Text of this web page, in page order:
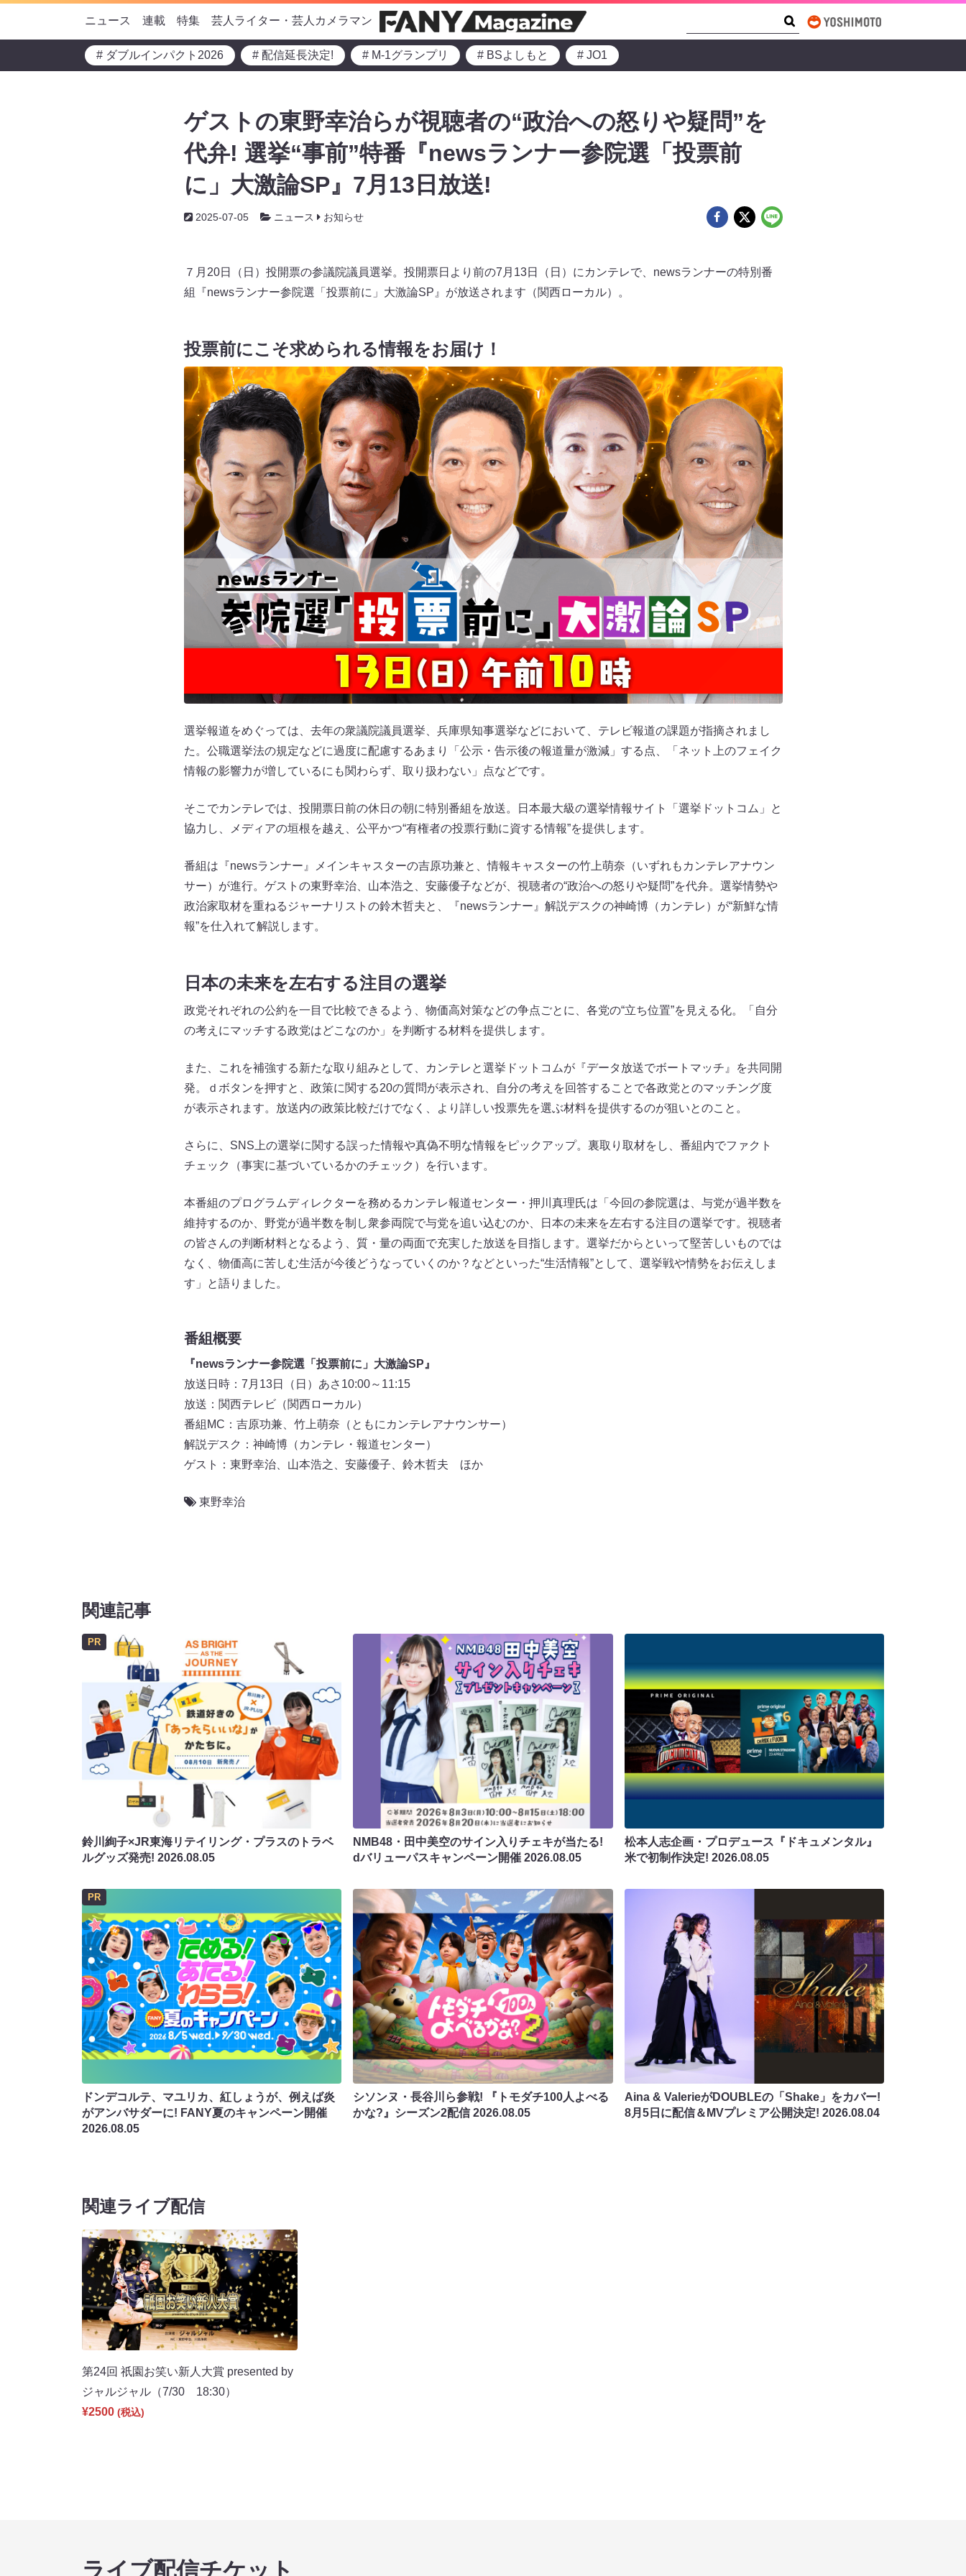
ニュース 連載 特集 芸人ライター・芸人カメラマン
# ダブルインパクト2026 # 配信延長決定! # M-1グランプリ # BSよしもと # JO1
ゲストの東野幸治らが視聴者の“政治への怒りや疑問”を
代弁! 選挙“事前”特番『newsランナー参院選「投票前
に」大激論SP』7月13日放送!
2025-07-05 ニュース お知らせ
７月20日（日）投開票の参議院議員選挙。投開票日より前の7月13日（日）にカンテレで、newsランナーの特別番
組『newsランナー参院選「投票前に」大激論SP』が放送されます（関西ローカル）。
投票前にこそ求められる情報をお届け！
選挙報道をめぐっては、去年の衆議院議員選挙、兵庫県知事選挙などにおいて、テレビ報道の課題が指摘されまし
た。公職選挙法の規定などに過度に配慮するあまり「公示・告示後の報道量が激減」する点、「ネット上のフェイク
情報の影響力が増しているにも関わらず、取り扱わない」点などです。
そこでカンテレでは、投開票日前の休日の朝に特別番組を放送。日本最大級の選挙情報サイト「選挙ドットコム」と
協力し、メディアの垣根を越え、公平かつ“有権者の投票行動に資する情報”を提供します。
番組は『newsランナー』メインキャスターの吉原功兼と、情報キャスターの竹上萌奈（いずれもカンテレアナウン
サー）が進行。ゲストの東野幸治、山本浩之、安藤優子などが、視聴者の“政治への怒りや疑問”を代弁。選挙情勢や
政治家取材を重ねるジャーナリストの鈴木哲夫と、『newsランナー』解説デスクの神崎博（カンテレ）が“新鮮な情
報”を仕入れて解説します。
日本の未来を左右する注目の選挙
政党それぞれの公約を一目で比較できるよう、物価高対策などの争点ごとに、各党の“立ち位置”を見える化。「自分
の考えにマッチする政党はどこなのか」を判断する材料を提供します。
また、これを補強する新たな取り組みとして、カンテレと選挙ドットコムが『データ放送でボートマッチ』を共同開
発。ｄボタンを押すと、政策に関する20の質問が表示され、自分の考えを回答することで各政党とのマッチング度
が表示されます。放送内の政策比較だけでなく、より詳しい投票先を選ぶ材料を提供するのが狙いとのこと。
さらに、SNS上の選挙に関する誤った情報や真偽不明な情報をピックアップ。裏取り取材をし、番組内でファクト
チェック（事実に基づいているかのチェック）を行います。
本番組のプログラムディレクターを務めるカンテレ報道センター・押川真理氏は「今回の参院選は、与党が過半数を
維持するのか、野党が過半数を制し衆参両院で与党を追い込むのか、日本の未来を左右する注目の選挙です。視聴者
の皆さんの判断材料となるよう、質・量の両面で充実した放送を目指します。選挙だからといって堅苦しいものでは
なく、物価高に苦しむ生活が今後どうなっていくのか？などといった“生活情報”として、選挙戦や情勢をお伝えしま
す」と語りました。
番組概要
『newsランナー参院選「投票前に」大激論SP』
放送日時：7月13日（日）あさ10:00～11:15
放送：関西テレビ（関西ローカル）
番組MC：吉原功兼、竹上萌奈（ともにカンテレアナウンサー）
解説デスク：神崎博（カンテレ・報道センター）
ゲスト：東野幸治、山本浩之、安藤優子、鈴木哲夫 ほか
東野幸治
関連記事
PR
鈴川絢子×JR東海リテイリング・プラスのトラベ
ルグッズ発売! 2026.08.05
NMB48・田中美空のサイン入りチェキが当たる!
dバリューパスキャンペーン開催2026.08.05
松本人志企画・プロデュース『ドキュメンタル』
米で初制作決定! 2026.08.05
PR
ドンデコルテ、マユリカ、紅しょうが、例えば炎
がアンバサダーに! FANY夏のキャンペーン開催
2026.08.05
シソンヌ・長谷川ら参戦! 『トモダチ100人よべる
かな?』シーズン2配信2026.08.05
Aina & ValerieがDOUBLEの「Shake」をカバー!
8月5日に配信＆MVプレミア公開決定! 2026.08.04
関連ライブ配信
第24回 祇園お笑い新人大賞 presented by
ジャルジャル（7/30 18:30）
¥2500 (税込)
ライブ配信チケット